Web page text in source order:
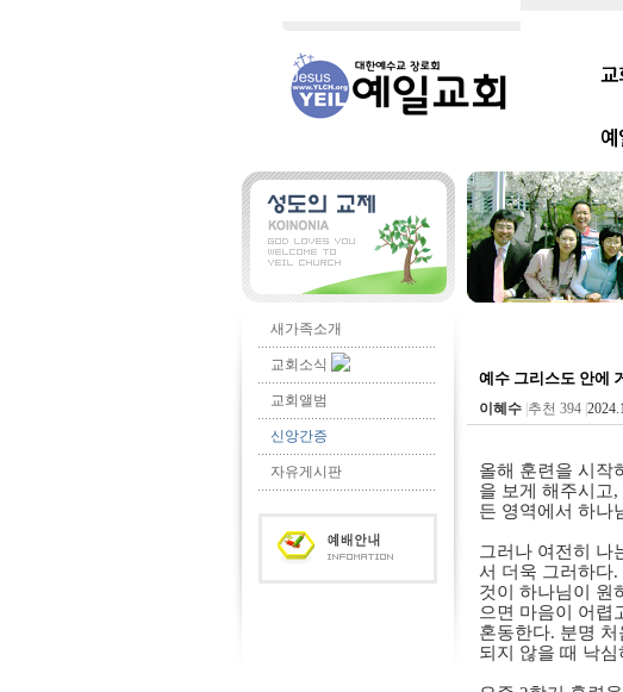
새가족소개
교회소식
교회앨범
신앙간증
자유게시판
예수 그리스도 안에
이혜수 추천 394
올해 훈련을 시작
을 보게 해주시고,
든 영역에서 하나
그러나 여전히 나
서 더욱 그러하다.
것이 하나님이 원
으면 마음이 어렵
혼동한다. 분명
되지 않을 때 낙